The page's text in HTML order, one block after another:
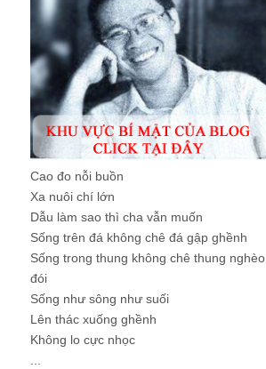
Cao đo nỗi buồn
Xa nuôi chí lớn
Dẫu làm sao thì cha vẫn muốn
Sống trên đá không chê đá gập ghềnh
Sống trong thung không chê thung nghèo
đói
Sống như sông như suối
Lên thác xuống ghềnh
Không lo cực nhọc